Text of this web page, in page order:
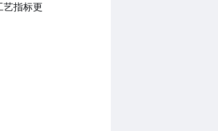
艺指标更